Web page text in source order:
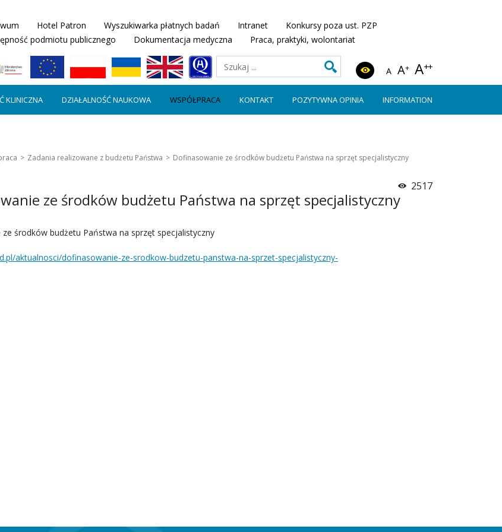
Hotel Patron Wyszukiwarka płatnych badań Intranet
Konkursy poza ust. PZP
podmiotu publicznego
Dokumentacja medyczna Praca, praktyki, wolontariat
A A+ A++
KLINICZNA DZIAŁALNOŚĆ NAUKOWA WSPÓŁPRACA KONTAKT POZYTYWNA OPINIA INFORMATION
Zadania realizowane z budżetu Państwa Dofinasowanie ze środków budżetu Państwa na sprzęt specjalistyczny
2517
ze środków budżetu Państwa na sprzęt specjalistyczny
środków budżetu Państwa na sprzęt specjalistyczny
aktualnosci/dofinasowanie-ze-srodkow-budzetu-panstwa-na-sprzet-specjalistyczny-